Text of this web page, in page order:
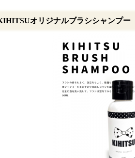
オリジナルブラシシャンプー